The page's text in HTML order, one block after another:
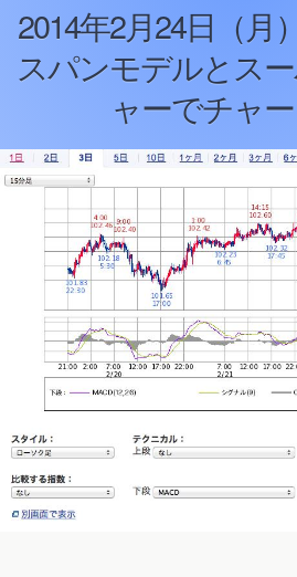
2014年2月24日（月
スパンモデルとス
ャーでチャ